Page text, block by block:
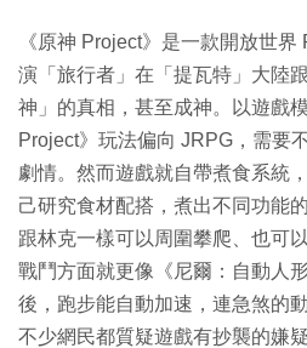
《原神 Project》是一款開放世
演「旅行者」在「提瓦特」大陸
神」的真相，甚至成神。以遊戲
Project》玩法偏向 JRPG，需要
劇情。然而遊戲就自帶煮食系統
己研究食材配搭，煮出不同功能
跟林克一樣可以周圍攀爬、也可
戰鬥方面就更像《尼爾：自動人
後，跑步能自動加速，連急煞的
不少網民都質疑遊戲有抄襲的嫌疑